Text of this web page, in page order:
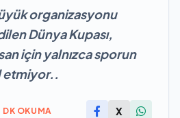
organizasyonu
Dünya Kupası,
için yalnızca sporun
etmiyor..
DK OKUMA X